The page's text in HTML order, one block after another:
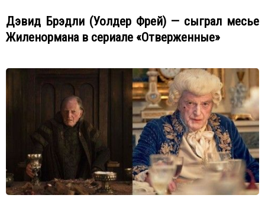
Дэвид Брэдли (Уолдер Фрей) — сыграл месье
Жиленормана в сериале «Отверженные»